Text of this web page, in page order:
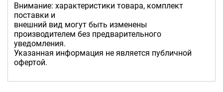
Внимание: характеристики товара, комплект
поставки и
внешний вид могут быть изменены
производителем без предварительного
уведомления.
Указанная информация не является публичной
офертой.